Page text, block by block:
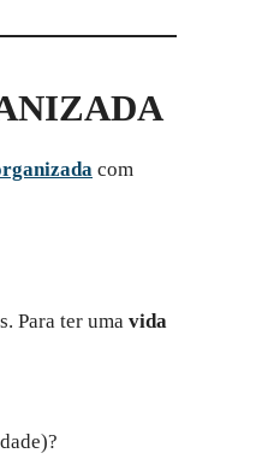
com
Para ter uma vida